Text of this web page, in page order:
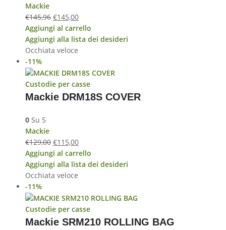
Mackie
€145,96 €145,00
Aggiungi al carrello
Aggiungi alla lista dei desideri
Occhiata veloce
-11%
Custodie per casse
Mackie DRM18S COVER
0Su 5
Mackie
€129,00 €115,00
Aggiungi al carrello
Aggiungi alla lista dei desideri
Occhiata veloce
-11%
Custodie per casse
Mackie SRM210 ROLLING BAG